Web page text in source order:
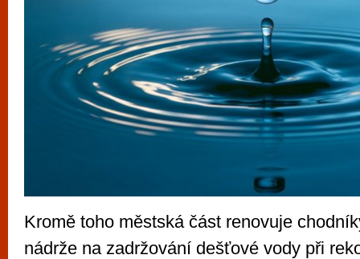
Kromě toho městská část renovuje
nádrže na zadržování dešťové vody při